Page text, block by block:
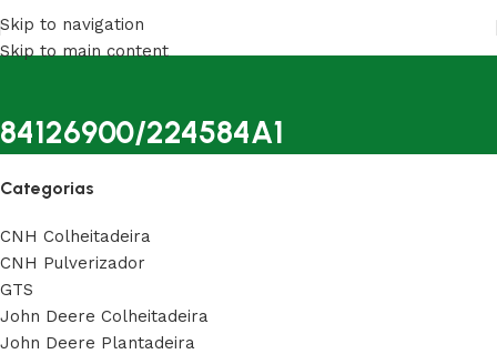
Skip to navigation
Skip to main content
84126900/224584A1
Categorias
CNH Colheitadeira
CNH Pulverizador
GTS
John Deere Colheitadeira
John Deere Plantadeira